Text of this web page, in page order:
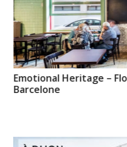
Emotional Heritage –
Barcelone